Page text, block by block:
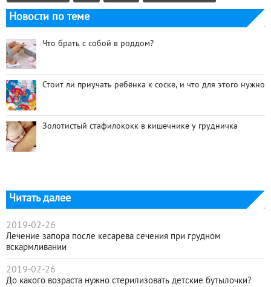
Новости по теме
Что брать с собой в роддом?
Стоит ли приучать ребёнка к соске, и что для этого нужно
Золотистый стафилококк в кишечнике у грудничка
Читать далее
2019-02-26
Лечение запора после кесарева сечения при грудном
вскармливании
2019-02-26
До какого возраста нужно стерилизовать детские бутылочки?